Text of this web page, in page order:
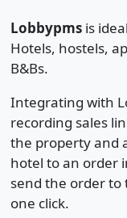
Lobbypmsis
Hotels, hostels,
B&Bs.
Integrating with
recording sales
the property and
hotel to an order
send the order to
one click.